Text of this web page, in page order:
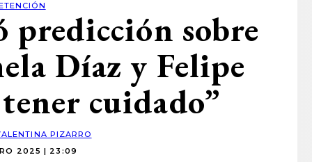
predicción sobre
Díaz y Felipe
cuidado”
PIZARRO
2025 | 23:09